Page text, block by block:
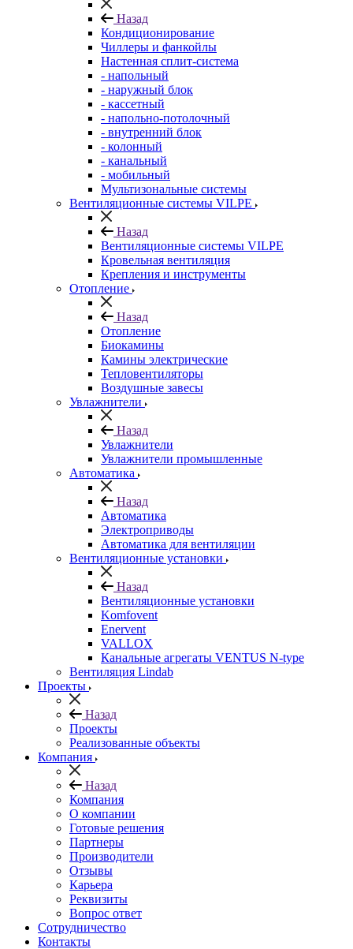
Назад
Кондиционирование
Чиллеры и фанкойлы
Настенная сплит-система
- напольный
- наружный блок
- кассетный
- напольно-потолочный
- внутренний блок
- колонный
- канальный
- мобильный
Мультизональные системы
Вентиляционные системы VILPE
Назад
Вентиляционные системы VILPE
Кровельная вентиляция
Крепления и инструменты
Отопление
Назад
Отопление
Биокамины
Камины электрические
Тепловентиляторы
Воздушные завесы
Увлажнители
Назад
Увлажнители
Увлажнители промышленные
Автоматика
Назад
Автоматика
Электроприводы
Автоматика для вентиляции
Вентиляционные установки
Назад
Вентиляционные установки
Komfovent
Enervent
VALLOX
Канальные агрегаты VENTUS N-type
Вентиляция Lindab
Проекты
Назад
Проекты
Реализованные объекты
Компания
Назад
Компания
О компании
Готовые решения
Партнеры
Производители
Отзывы
Карьера
Реквизиты
Вопрос ответ
Сотрудничество
Контакты